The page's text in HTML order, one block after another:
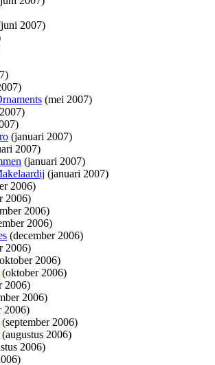
2007)
(mei 2007)
(januari 2007)
2007)
(januari 2007)
(januari 2007)
2006)
2006)
2006)
2006)
(december 2006)
2006)
2006)
(oktober 2006)
2006)
2006)
2006)
(september 2006)
(augustus 2006)
2006)